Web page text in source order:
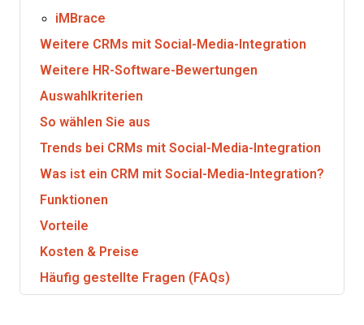
iMBrace
Weitere CRMs mit Social-Media-Integration
Weitere HR-Software-Bewertungen
Auswahlkriterien
So wählen Sie aus
Trends bei CRMs mit Social-Media-Integration
Was ist ein CRM mit Social-Media-Integration?
Funktionen
Vorteile
Kosten & Preise
Häufig gestellte Fragen (FAQs)